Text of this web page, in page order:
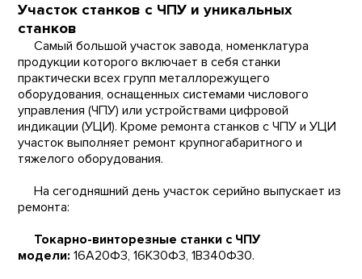
Участок станков с ЧПУ и уникальных
станков
Самый большой участок завода, номенклатура
продукции которого включает в себя станки
практически всех групп металлорежущего
оборудования, оснащенных системами числового
управления (ЧПУ) или устройствами цифровой
индикации (УЦИ). Кроме ремонта станков с ЧПУ и УЦИ
участок выполняет ремонт крупногабаритного и
тяжелого оборудования.
На сегодняшний день участок серийно выпускает из
ремонта:
Токарно-винторезные станки с ЧПУ
модели: 16А20Ф3, 16К30Ф3, 1В340Ф30.